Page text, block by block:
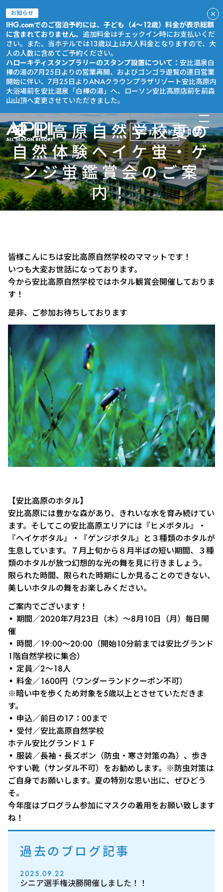
お知らせ
IHG.comでのご宿泊予約には、子ども（4～12歳）料金が表示総額
に含まれておりません。 追加料金はチェックイン時にお支払いくだ
さい。また、当ホテルでは13歳以上は大人料金となりますので、大
人の人数に含めてご予約ください。
ハローキティスタンプラリーのスタンプ設置について： 安比温泉白
樺の湯の7月25日よりの営業再開、およびゴンゴラ遊覧の連日営業
開始に伴い、7月25日よりANAクラウンプラザリゾート安比高原内
大浴場前を安比温泉「白樺の湯」へ、ローソン安比高原店前を前森
山山頂へ変更させていただきました。
今すぐ予約
安比高原自然学校夏の
自然体験ヘイケ蛍・ゲ
ンジ蛍鑑賞会のご案
内！
皆様こんにちは安比高原自然学校のママットです！
いつも大変お世話になっております。
今から安比高原自然学校ではホタル観賞会開催しておりま
す！
是非、ご参加お待ちしております
【安比高原のホタル】
安比高原には豊かな森があり、きれいな水を育み続けてい
ます。そしてこの安比高原エリアには『ヒメボタル』・
『ヘイケボタル』・『ゲンジボタル』と３種類のホタルが
生息しています。７月上旬から８月半ばの短い期間、３種
類のホタルが放つ幻想的な光の舞を見に行きましょう。
限られた時間、限られた時期にしか見ることのできない、
美しいホタルの舞をお楽しみください。
ご案内でございます！
• 期間／2020年7月23日（木）〜8月10日（月）毎日開
催
• 時間／19:00〜20:00（開始10分前までは安比グランド
1階自然学校に集合）
• 定員／2～18人
• 料金／1600円（ワンダーランドクーポン不可）
※暗い中を歩くため対象を5歳以上とさせていただきま
す。
• 申込／前日の17：00まで
• 受付／安比高原自然学校
ホテル安比グランド１Ｆ
• 服装／長袖・長ズボン（防虫・寒さ対策の為）、歩き
やすい靴（サンダル不可）をお勧めします。※防虫対策は
ご自身でお願いします。夏の特別な思い出に、ぜひどう
そ。
今年度はブログラム参加にマスクの着用をお願い致します
ね！
過去のブログ記事
2025.09.22
シニア選手権決勝開催しました！！